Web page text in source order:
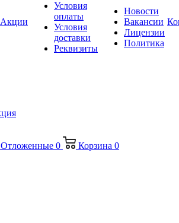
Акции
Условия
оплаты
Условия
доставки
Реквизиты
Новости
Вакансии
Лицензии
Политика
Отложенные 0 Корзина 0